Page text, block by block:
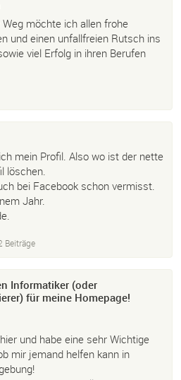
möchte ich allen frohe
und einen unfallfreien Rutsch ins
viel Erfolg in ihren Berufen
mein Profil. Also wo ist der nette
löschen.
bei Facebook schon vermisst.
Jahr.
Beiträge
Informatiker (oder
für meine Homepage!
und habe eine sehr Wichtige
mir jemand helfen kann in